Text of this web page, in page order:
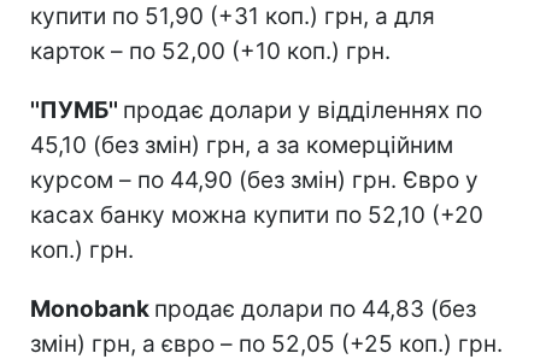
купити по 51,90 (+31 коп.) грн, а для
карток – по 52,00 (+10 коп.) грн.
''ПУМБ'' продає долари у відділеннях по
45,10 (без змін) грн, а за комерційним
курсом – по 44,90 (без змін) грн. Євро у
касах банку можна купити по 52,10 (+20
коп.) грн.
Monobank продає долари по 44,83 (без
змін) грн, а євро – по 52,05 (+25 коп.) грн.